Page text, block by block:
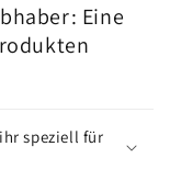
Eine
speziell für